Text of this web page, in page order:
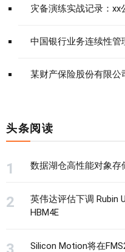
灾备演练实战记录：xx
中国银行业务连续性管
某财产保险股份有限公
头条阅读
数据湖仓高性能对象存
英伟达评估下调 Rubin
HBM4E
Silicon Motion将在